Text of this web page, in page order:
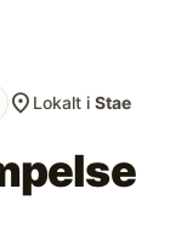
location_on Lokalt i Stae